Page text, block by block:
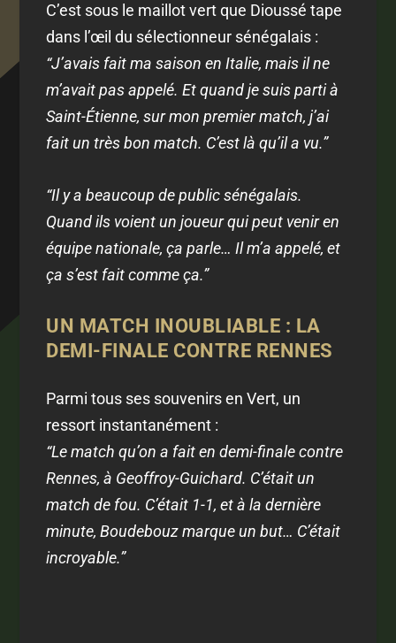
C’est sous le maillot vert que Dioussé tape
dans l’œil du sélectionneur sénégalais :
“J’avais fait ma saison en Italie, mais il ne
m’avait pas appelé. Et quand je suis parti à
Saint-Étienne, sur mon premier match, j’ai
fait un très bon match. C’est là qu’il a vu.”
“Il y a beaucoup de public sénégalais.
Quand ils voient un joueur qui peut venir en
équipe nationale, ça parle… Il m’a appelé, et
ça s’est fait comme ça.”
UN MATCH INOUBLIABLE : LA
DEMI-FINALE CONTRE RENNES
Parmi tous ses souvenirs en Vert, un
ressort instantanément :
“Le match qu’on a fait en demi-finale contre
Rennes, à Geoffroy-Guichard. C’était un
match de fou. C’était 1-1, et à la dernière
minute, Boudebouz marque un but… C’était
incroyable.”